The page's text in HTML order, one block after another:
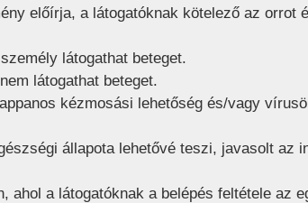
előírja, a látogatóknak kötelező az orrot
látogathat beteget.
látogathat beteget.
kézmosási lehetőség és/vagy
állapota lehetővé teszi, javasolt az
ahol a látogatóknak a belépés feltétele az